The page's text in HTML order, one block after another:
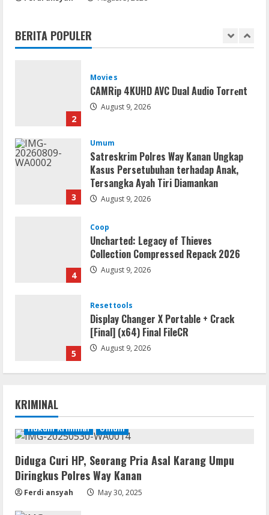
BERITA POPULER
1
2
Movies
CAMRip 4KUHD AVC Dual Audio Torr𝐞nt
August 9, 2026
3
Umum
Satreskrim Polres Way Kanan Ungkap
Kasus Persetubuhan terhadap Anak,
Tersangka Ayah Tiri Diamankan
August 9, 2026
4
Coop
Uncharted: Legacy of Thieves
Collection Compressed Repack 2026
August 9, 2026
5
Resettools
Display Changer X Portable + Crack
[Final] (x64) Final FileCR
August 9, 2026
1
.torrent
August 9, 2026
Movies
CAMRip 4KUHD AVC Dual Audio Torr𝐞nt
August 9, 2026
KRIMINAL
Hukum Kriminal Umum
Diduga Curi HP, Seorang Pria Asal Karang Umpu
Diringkus Polres Way Kanan
Ferdi ansyah May 30, 2025